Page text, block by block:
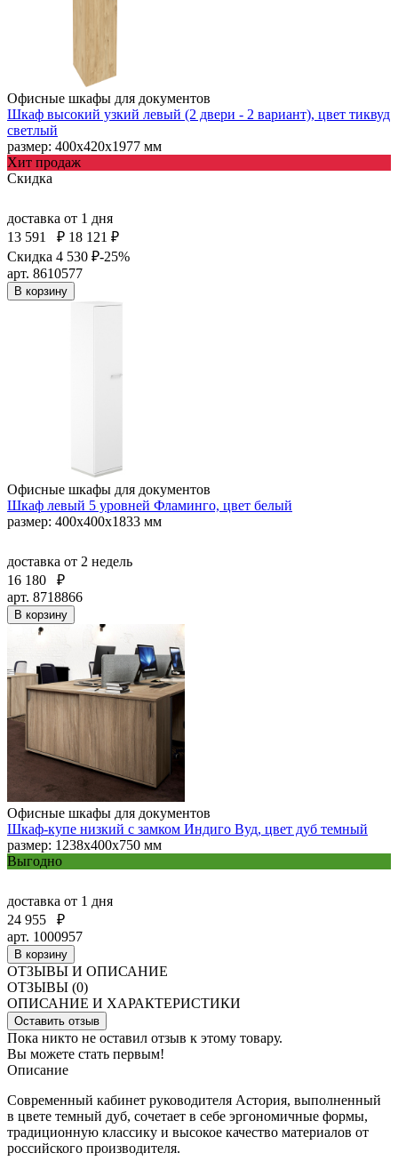
Офисные шкафы для документов
Шкаф высокий узкий левый (2 двери - 2 вариант), цвет тиквуд
светлый
размер: 400х420х1977 мм
Хит продаж
Скидка
доставка от 1 дня
13 591
₽ 18 121 ₽
Скидка 4 530 ₽-25%
арт. 8610577
В корзину
Офисные шкафы для документов
Шкаф левый 5 уровней Фламинго, цвет белый
размер: 400х400х1833 мм
доставка от 2 недель
16 180
₽
арт. 8718866
В корзину
Офисные шкафы для документов
Шкаф-купе низкий с замком Индиго Вуд, цвет дуб темный
размер: 1238х400х750 мм
Выгодно
доставка от 1 дня
24 955
₽
арт. 1000957
В корзину
ОТЗЫВЫ И ОПИСАНИЕ
ОТЗЫВЫ (0)
ОПИСАНИЕ И ХАРАКТЕРИСТИКИ
Оставить отзыв
Пока никто не оставил отзыв к этому товару.
Вы можете стать первым!
Описание
Современный кабинет руководителя Астория, выполненный
в цвете темный дуб, сочетает в себе эргономичные формы,
традиционную классику и высокое качество материалов от
российского производителя.